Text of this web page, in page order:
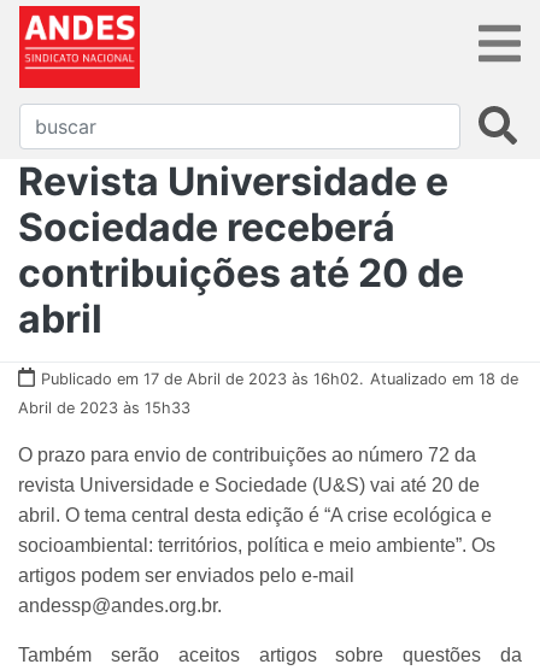
Revista Universidade e
Sociedade receberá
contribuições até 20 de
abril
Publicado em 17 de Abril de 2023 às 16h02. Atualizado em 18 de
Abril de 2023 às 15h33
O prazo para envio de contribuições ao número 72 da
revista Universidade e Sociedade (U&S) vai até 20 de
abril. O tema central desta edição é “A crise ecológica e
socioambiental: territórios, política e meio ambiente”. Os
artigos podem ser enviados pelo e-mail
andessp@andes.org.br.
Também serão aceitos artigos sobre questões da